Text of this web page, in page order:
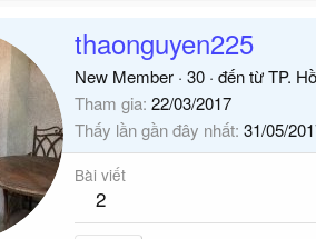
thaonguyen225
New Member · 30 · đến từTP.
Tham gia 22/03/2017
Thấy lần gần đây nhất 31/05/
Bài viết
2